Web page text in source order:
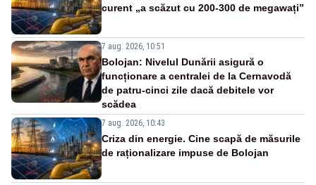
curent „a scăzut cu 200-300 de megawați”
7 aug. 2026, 10:51
Bolojan: Nivelul Dunării asigură o
funcționare a centralei de la Cernavodă
de patru-cinci zile dacă debitele vor
scădea
7 aug. 2026, 10:43
Criza din energie. Cine scapă de măsurile
de raționalizare impuse de Bolojan